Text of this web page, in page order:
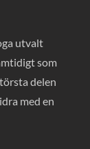
utvalt
som
delen
med en